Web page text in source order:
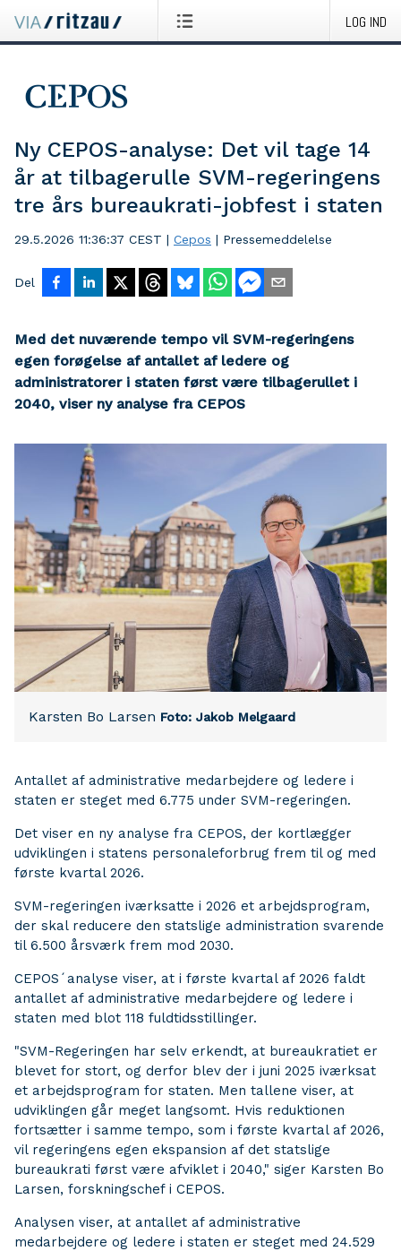
LOG IND
Ny CEPOS-analyse: Det vil tage 14
år at tilbagerulle SVM-regeringens
tre års bureaukrati-jobfest i staten
29.5.2026 11:36:37 CEST | Cepos | Pressemeddelelse
Del
Med det nuværende tempo vil SVM-regeringens
egen forøgelse af antallet afledere og
administratorer i staten først være tilbagerullet i
2040, viser ny analyse fra CEPOS
Karsten Bo Larsen Foto: Jakob Melgaard
Antallet af administrative medarbejdere og ledere i
staten er steget med 6.775 under SVM-regeringen.
Det viser en ny analyse fra CEPOS, der kortlægger
udviklingen i statens personaleforbrug frem til og med
første kvartal 2026.
SVM-regeringen iværksatte i 2026 et arbejdsprogram,
der skal reducere den statslige administration svarende
til 6.500 årsværk frem mod 2030.
CEPOS´analyse viser, at i første kvartal af 2026 faldt
antallet af administrative medarbejdere og ledere i
staten med blot 118 fuldtidsstillinger.
"SVM-Regeringen har selv erkendt, at bureaukratiet er
blevet for stort, og derfor blev der i juni 2025 iværksat
et arbejdsprogram for staten. Men tallene viser, at
udviklingen går meget langsomt. Hvis reduktionen
fortsætter i samme tempo, som i første kvartal af 2026,
vil regeringens egen ekspansion af det statslige
bureaukrati først være afviklet i 2040," siger Karsten Bo
Larsen, forskningschef i CEPOS.
Analysen viser, at antallet af administrative
medarbejdere og ledere i staten er steget med 24.529